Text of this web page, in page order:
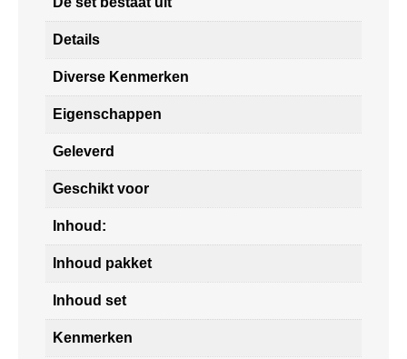
Details
Diverse Kenmerken
Eigenschappen
Geleverd
Geschikt voor
Inhoud:
Inhoud pakket
Inhoud set
Kenmerken